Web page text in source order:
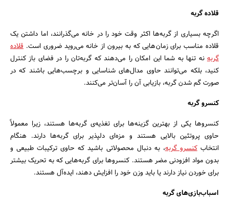
قلاده گربه
اگرچه بسیاری از گربه‌ها اکثر وقت خود را در خانه می‌گذرانند، اما داشتن یک
قلاده مناسب برای زمان‌هایی که به بیرون از خانه می‌روید ضروری است. قلاده
گربه نه تنها به شما این امکان را می‌دهند که گربه‌تان را در فضای باز کنترل
کنید، بلکه می‌توانند حاوی مدال‌های شناسایی و برچسب‌هایی باشند که در
صورت گم شدن گربه، بازیابی آن را آسان‌تر می‌کنند.
کنسرو گربه
کنسروها یکی از بهترین گزینه‌ها برای تغذیه‌ی گربه‌ها هستند، زیرا معمولاً
حاوی پروتئین بالایی هستند و مزه‌ای دلپذیر برای گربه‌ها دارند. هنگام
انتخابکنسرو گربه، به دنبال محصولاتی باشید که حاوی ترکیبات طبیعی و
بدون مواد افزودنی مضر هستند. کنسروها برای گربه‌هایی که به تحریک بیشتر
برای خوردن نیاز دارند یا باید وزن خود را افزایش دهند، ایده‌آل هستند.
اسباب‌بازی‌های گربه